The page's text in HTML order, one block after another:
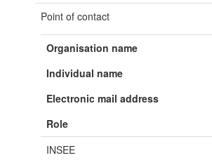
Point of contact
Organisation name
Individual name
Electronic mail address
Role
INSEE